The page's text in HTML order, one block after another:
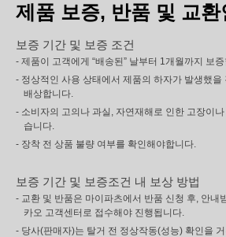
제품 보증, 반품 및 교환
보증 기간 및 보증 조건
- 제품이 고객에게 “배송된” 날부터 1개월까지 보
- 정상적인 사용 상태에서 제품의 하자가 발생했을
배상합니다.
- 소비자의 고의나 과실, 자연재해로 인한 고장이
습니다.
- 장착 전 상품 불량 여부를 확인해야합니다.
보증 기간 및 보증조건 내 보상 방법
- 교환 및 반품은 마이파츠에서 반품 신청 후, 안내
카오 고객센터로 접수해야 진행됩니다.
- 당사(판매자)는 탈거 전 정상작동(성능) 확인을